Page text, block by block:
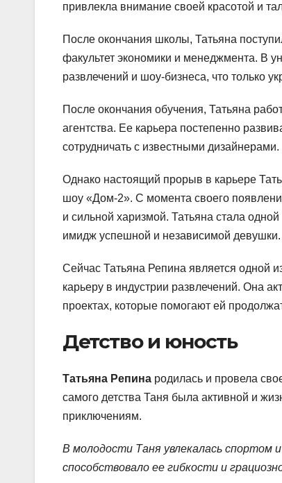
привлекла внимание своей красотой и
После окончания школы, Татьяна
факультет экономики и менеджмента. В
развлечений и шоу-бизнеса, что только
После окончания обучения, Татьяна
агентства. Ее карьера постепенно
сотрудничать с известными дизайнерами.
Однако настоящий прорыв в карьере
шоу «Дом-2». С момента своего
и сильной харизмой. Татьяна стала
имидж успешной и независимой девушки.
Сейчас Татьяна Репина является одной
карьеру в индустрии развлечений. Она
проектах, которые помогают ей
Детство и юность
Татьяна Репина родилась и провела
самого детства Таня была активной и
приключениям.
В молодости Таня увлекалась спортом
способствовало ее гибкости и